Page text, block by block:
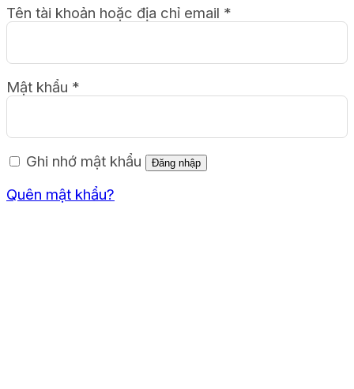
Tên tài khoản hoặc địa chỉ email *
Mật khẩu *
Ghi nhớ mật khẩu Đăng nhập
Quên mật khẩu?